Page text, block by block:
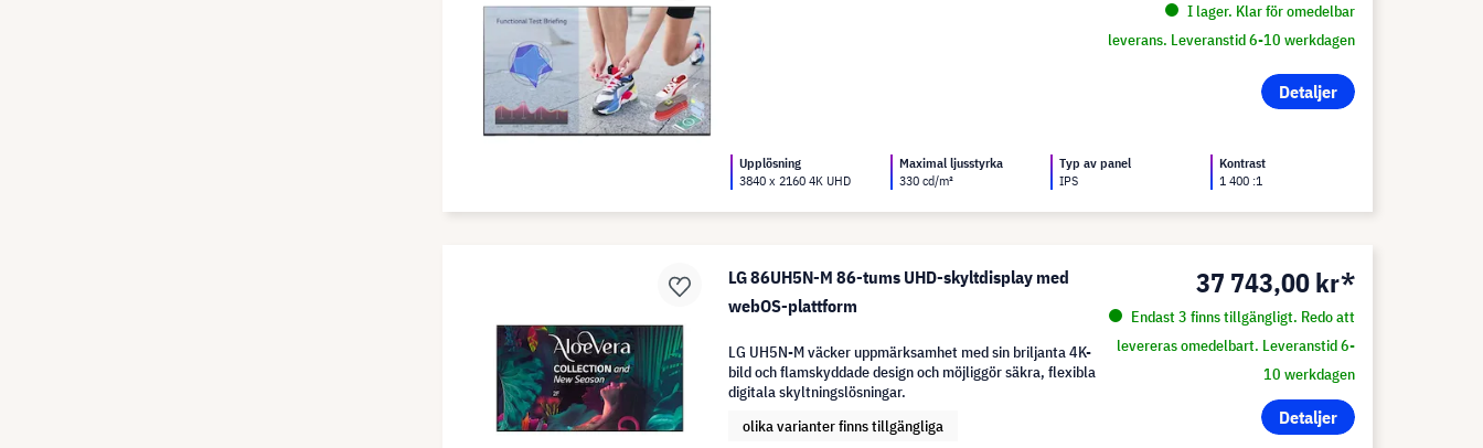
I lager. Klar för omedelbar
leverans. Leveranstid 6-10 werkdagen
Detaljer
Upplösning
3840 x 2160 4K UHD
Maximal ljusstyrka
330 cd/m²
Typ av panel
IPS
Kontrast
1 400 :1
LG 86UH5N-M 86-tums UHD-skyltdisplay med
webOS-plattform
37 743,00 kr*
Endast 3 finns tillgängligt. Redo att
levereras omedelbart. Leveranstid 6-
10 werkdagen
Detaljer
LG UH5N-M väcker uppmärksamhet med sin briljanta 4K-
bild och flamskyddade design och möjliggör säkra, flexibla
digitala skyltningslösningar.
olika varianter finns tillgängliga